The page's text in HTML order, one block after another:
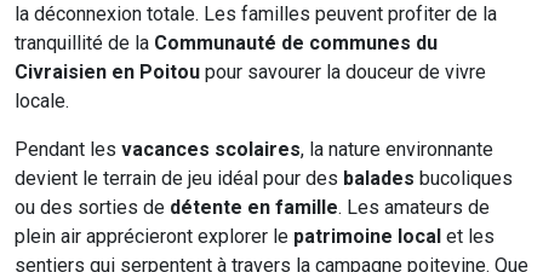
la déconnexion totale. Les familles peuvent profiter de la
tranquillité de la Communauté de communes du
Civraisien en Poitou pour savourer la douceur de vivre
locale.
Pendant les vacances scolaires, la nature environnante
devient le terrain de jeu idéal pour des balades bucoliques
ou des sorties de détente en famille. Les amateurs de
plein air apprécieront explorer le patrimoine local et les
sentiers qui serpentent à travers la campagne poitevine. Que